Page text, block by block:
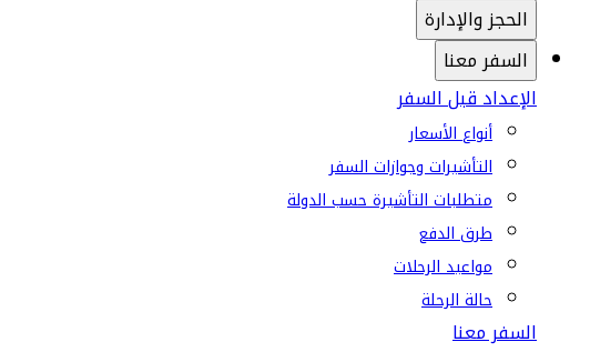
الحجز والإدارة
السفر معنا
الإعداد قبل السفر
أنواع الأسعار
التأشيرات وجوازات السفر
متطلبات التأشيرة حسب الدولة
طرق الدفع
مواعيد الرحلات
حالة الرحلة
السفر معنا